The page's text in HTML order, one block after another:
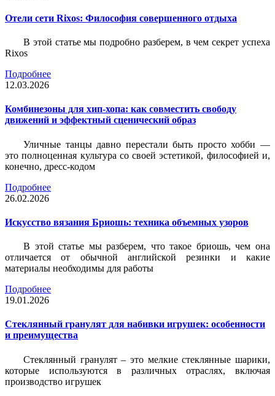
Отели сети Rixos: Философия совершенного отдыха
В этой статье мы подробно разберем, в чем секрет успеха
Rixos
Подробнее
12.03.2026
Комбинезоны для хип-хопа: как совместить свободу
движений и эффектный сценический образ
Уличные танцы давно перестали быть просто хобби —
это полноценная культура со своей эстетикой, философией и,
конечно, дресс-кодом
Подробнее
26.02.2026
Искусство вязания Бриошь: техника объемных узоров
В этой статье мы разберем, что такое бриошь, чем она
отличается от обычной английской резинки и какие
материалы необходимы для работы
Подробнее
19.01.2026
Стеклянный гранулят для набивки игрушек: особенности
и преимущества
Стеклянный гранулят – это мелкие стеклянные шарики,
которые используются в различных отраслях, включая
производство игрушек